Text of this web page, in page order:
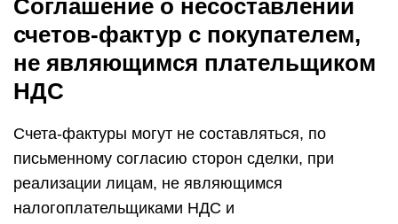
Соглашение о несоставлении
счетов-фактур с покупателем,
не являющимся плательщиком
НДС
Счета-фактуры могут не составляться, по
письменному согласию сторон сделки, при
реализации лицам, не являющимся
налогоплательщиками НДС и